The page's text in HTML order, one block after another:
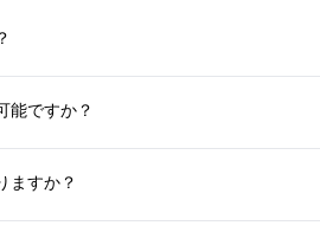
能ですか？
ますか？